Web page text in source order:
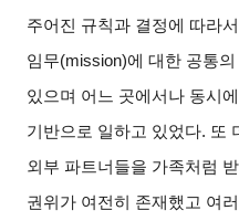
주어진 규칙과 결정에 따라
임무(mission)에 대한 공통
있으며 어느 곳에서나 동시
기반으로 일하고 있었다. 또
외부 파트너들을 가족처럼
권위가 여전히 존재했고 여